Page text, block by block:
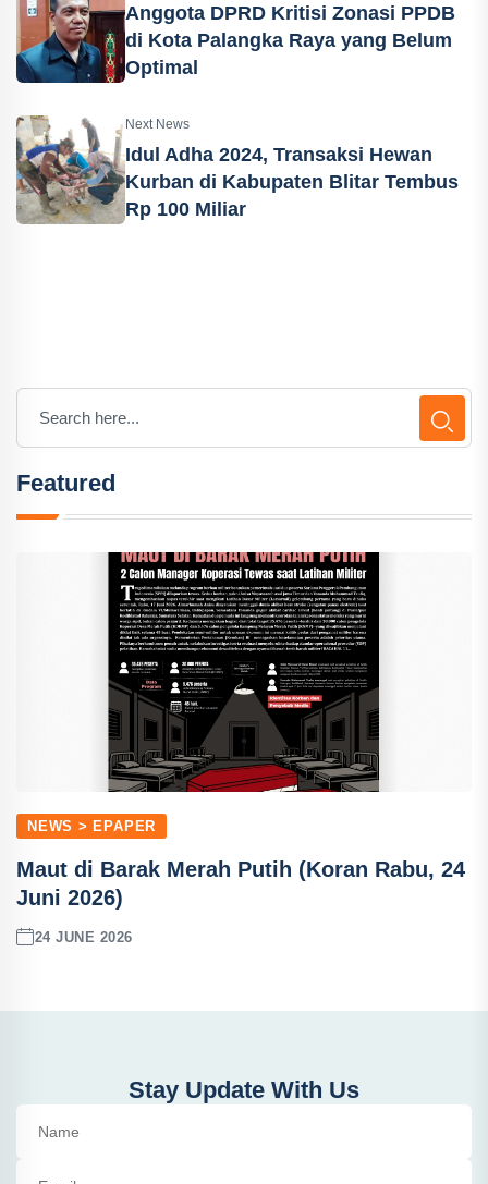
Anggota DPRD Kritisi Zonasi PPDB
di Kota Palangka Raya yang Belum
Optimal
Next News
Idul Adha 2024, Transaksi Hewan
Kurban di Kabupaten Blitar Tembus
Rp 100 Miliar
Featured
NEWS > EPAPER
Maut di Barak Merah Putih (Koran Rabu, 24
Juni 2026)
24 JUNE 2026
Stay Update With Us